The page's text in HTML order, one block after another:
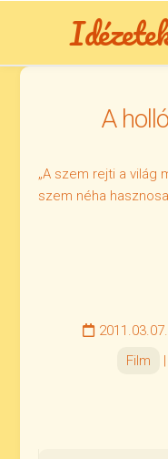
A
„A szem rejti a világ
szem néha
2011.03.07.
Film
|